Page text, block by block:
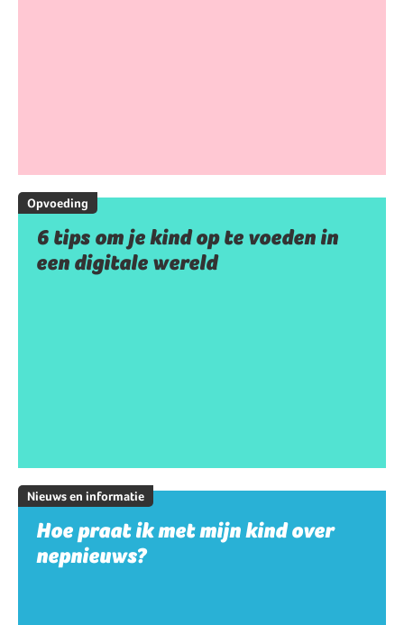
Opvoeding
6 tips om je kind op te voeden in
een digitale wereld
Nieuws en informatie
Hoe praat ik met mijn kind over
nepnieuws?